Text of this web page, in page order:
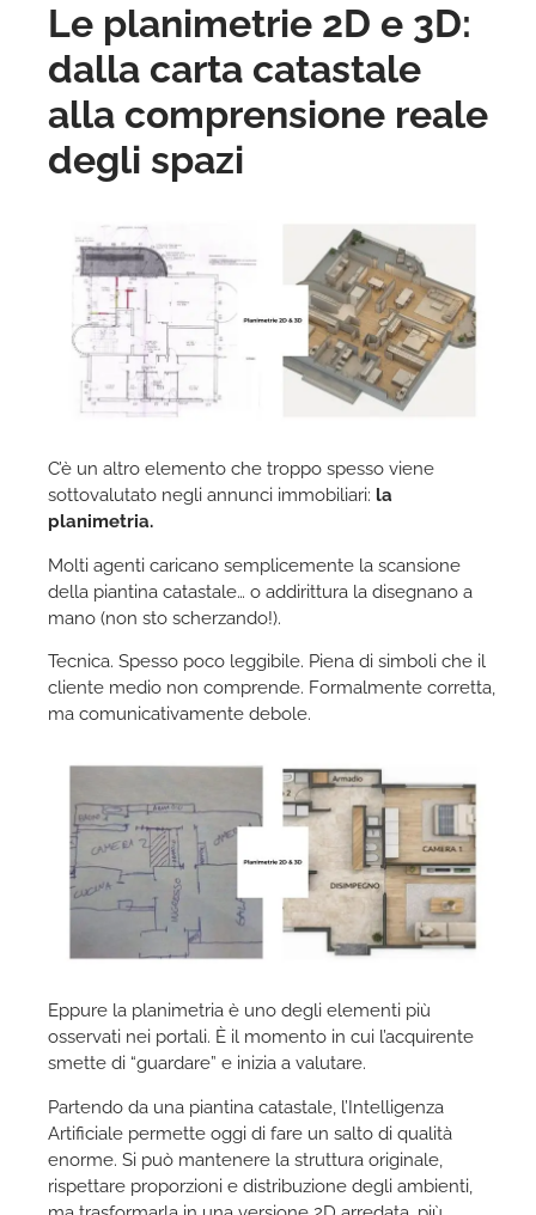
Le planimetrie 2D e 3D:
dalla carta catastale
alla comprensione reale
degli spazi
C’è un altro elemento che troppo spesso viene
sottovalutato negli annunci immobiliari: la
planimetria.
Molti agenti caricano semplicemente la scansione
della piantina catastale… o addirittura la disegnano a
mano (non sto scherzando!).
Tecnica. Spesso poco leggibile. Piena di simboli che il
cliente medio non comprende. Formalmente corretta,
ma comunicativamente debole.
Eppure la planimetria è uno degli elementi più
osservati nei portali. È il momento in cui l’acquirente
smette di “guardare” e inizia a valutare.
Partendo da una piantina catastale, l’Intelligenza
Artificiale permette oggi di fare un salto di qualità
enorme. Si può mantenere la struttura originale,
rispettare proporzioni e distribuzione degli ambienti,